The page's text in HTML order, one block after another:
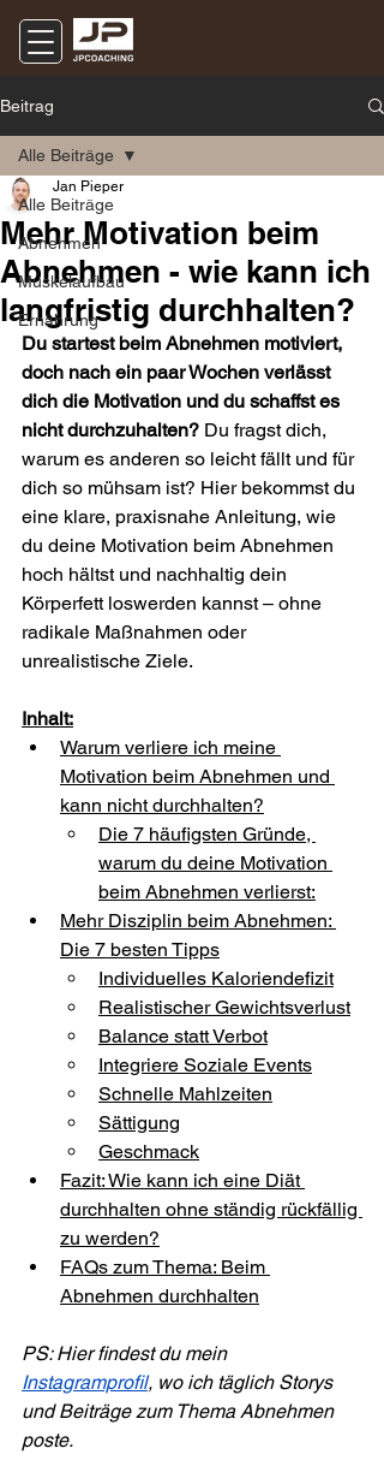
Beitrag
Alle Beiträge
Abnehmen
Muskelaufbau
Ernährung
Alle Beiträge
Mehr Motivation beim
Abnehmen - wie kann ich
langfristig durchhalten?
Jan Pieper
Du startest beim Abnehmen motiviert,
doch nach ein paar Wochen verlässt
dich die Motivation und du schaffst es
nicht durchzuhalten? Du fragst dich,
warum es anderen so leicht fällt und für
dich so mühsam ist? Hier bekommst du
eine klare, praxisnahe Anleitung, wie
du deine Motivation beim Abnehmen
hoch hältst und nachhaltig dein
Körperfett loswerden kannst – ohne
radikale Maßnahmen oder
unrealistische Ziele.
Inhalt:
Warum verliere ich meine
Motivation beim Abnehmen und
kann nicht durchhalten?
Die 7 häufigsten Gründe,
warum du deine Motivation
beim Abnehmen verlierst:
Mehr Disziplin beim Abnehmen:
Die 7 besten Tipps
Individuelles Kaloriendefizit
Realistischer Gewichtsverlust
Balance statt Verbot
Integriere Soziale Events
Schnelle Mahlzeiten
Sättigung
Geschmack
Fazit: Wie kann ich eine Diät
durchhalten ohne ständig rückfällig
zu werden?
FAQs zum Thema: Beim
Abnehmen durchhalten
PS: Hier findest du mein
Instagramprofil, wo ich täglich Storys
und Beiträge zum Thema Abnehmen
poste.